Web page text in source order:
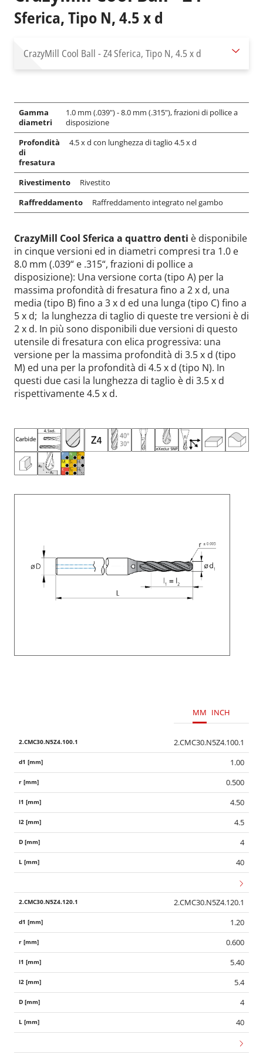
Sferica, Tipo N, 4.5 x d
CrazyMill Cool Ball - Z4Sferica, Tipo N, 4.5 x d
Gamma
diametri
1.0 mm (.039") - 8.0 mm (.315"), frazioni di pollice a
disposizione
Profondità
di
fresatura
4.5 x d con lunghezza di taglio 4.5 x d
Rivestimento
Rivestito
Raffreddamento
Raffreddamento integrato nel gambo
CrazyMill Cool Sferica a quattro denti è disponibile
in cinque versioni ed in diametri compresi tra 1.0 e
8.0 mm (.039“ e .315“, frazioni di pollice a
disposizione): Una versione corta (tipo A) per la
massima profondità di fresatura fino a 2 x d, una
media (tipo B) fino a 3 x d ed una lunga (tipo C) fino a
5 x d; la lunghezza di taglio di queste tre versioni è di
2 x d. In più sono disponibili due versioni di questo
utensile di fresatura con elica progressiva: una
versione per la massima profondità di 3.5 x d (tipo
M) ed una per la profondità di 4.5 x d (tipo N). In
questi due casi la lunghezza di taglio è di 3.5 x d
rispettivamente 4.5 x d.
MM INCH
2.CMC30.N5Z4.100.1
1.00
0.500
4.50
4.5
4
40
2.CMC30.N5Z4.120.1
1.20
0.600
5.40
5.4
4
40